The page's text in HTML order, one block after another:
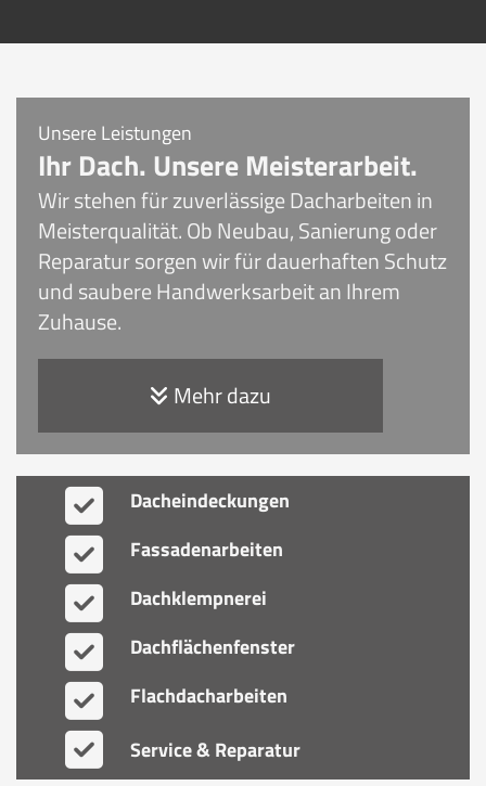
Unsere Leistungen
Ihr Dach. Unsere Meisterarbeit.
Wir stehen für zuverlässige Dacharbeiten in
Meisterqualität. Ob Neubau, Sanierung oder
Reparatur sorgen wir für dauerhaften Schutz
und saubere Handwerksarbeit an Ihrem
Zuhause.
Mehr dazu
Dacheindeckungen
Fassadenarbeiten
Dachklempnerei
Dachflächenfenster
Flachdacharbeiten
Service & Reparatur